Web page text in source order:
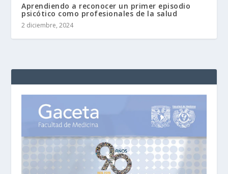
Aprendiendo a reconocer un primer episodio
psicótico como profesionales de la salud
2 diciembre, 2024